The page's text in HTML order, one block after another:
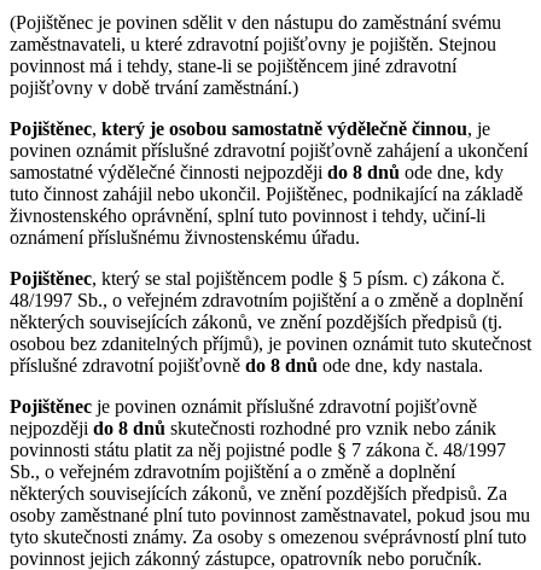
(Pojištěnec je povinen sdělit v den nástupu do zaměstnání svému
zaměstnavateli, u které zdravotní pojišťovny je pojištěn. Stejnou
povinnost má i tehdy, stane-li se pojištěncem jiné zdravotní
pojišťovny v době trvání zaměstnání.)
Pojištěnec, který je osobou samostatně výdělečně činnou, je
povinen oznámit příslušné zdravotní pojišťovně zahájení a ukončení
samostatné výdělečné činnosti nejpozději do 8 dnů ode dne, kdy
tuto činnost zahájil nebo ukončil. Pojištěnec, podnikající na základě
živnostenského oprávnění, splní tuto povinnost i tehdy, učiní-li
oznámení příslušnému živnostenskému úřadu.
Pojištěnec, který se stal pojištěncem podle § 5 písm. c) zákona č.
48/1997 Sb., o veřejném zdravotním pojištění a o změně a doplnění
některých souvisejících zákonů, ve znění pozdějších předpisů (tj.
osobou bez zdanitelných příjmů), je povinen oznámit tuto skutečnost
příslušné zdravotní pojišťovně do 8 dnů ode dne, kdy nastala.
Pojištěnec je povinen oznámit příslušné zdravotní pojišťovně
nejpozději do 8 dnů skutečnosti rozhodné pro vznik nebo zánik
povinnosti státu platit za něj pojistné podle § 7 zákona č. 48/1997
Sb., o veřejném zdravotním pojištění a o změně a doplnění
některých souvisejících zákonů, ve znění pozdějších předpisů. Za
osoby zaměstnané plní tuto povinnost zaměstnavatel, pokud jsou mu
tyto skutečnosti známy. Za osoby s omezenou svéprávností plní tuto
povinnost jejich zákonný zástupce, opatrovník nebo poručník.